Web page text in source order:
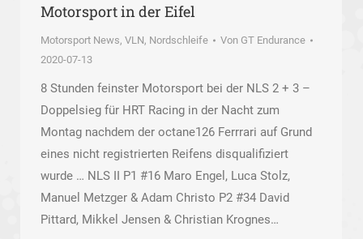
Motorsport in der Eifel
Motorsport News, VLN, Nordschleife Von GT Endurance
2020-07-13
8 Stunden feinster Motorsport bei der NLS 2 + 3 –
Doppelsieg für HRT Racing in der Nacht zum
Montag nachdem der octane126 Ferrrari auf Grund
eines nicht registrierten Reifens disqualifiziert
wurde … NLS II P1 #16 Maro Engel, Luca Stolz,
Manuel Metzger & Adam Christo P2 #34 David
Pittard, Mikkel Jensen & Christian Krognes…